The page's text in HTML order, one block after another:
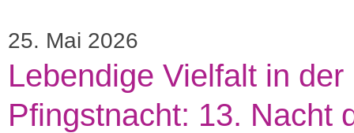
25. Mai 2026
Lebendige Vielfalt in der
Pfingstnacht: 13. Nacht